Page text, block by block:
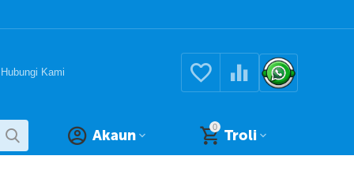
Hubungi Kami
0
Troli
Akaun